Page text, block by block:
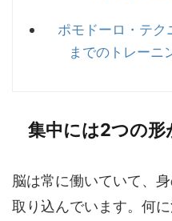
ポモドーロ・テク
までのトレーニ
集中には2つの形
脳は常に働いていて、
取り込んでいます。何